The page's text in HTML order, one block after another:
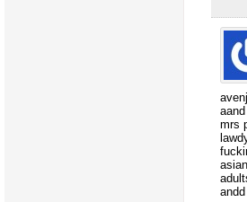
mrs